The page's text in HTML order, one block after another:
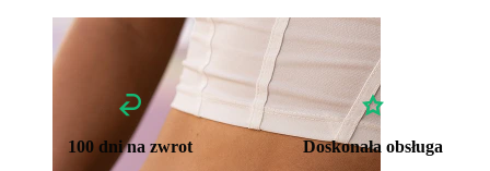
100 dni na zwrot Doskonała obsługa